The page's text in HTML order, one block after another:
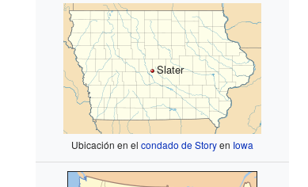
Slater
Ubicación en elcondado de Storyen Iowa